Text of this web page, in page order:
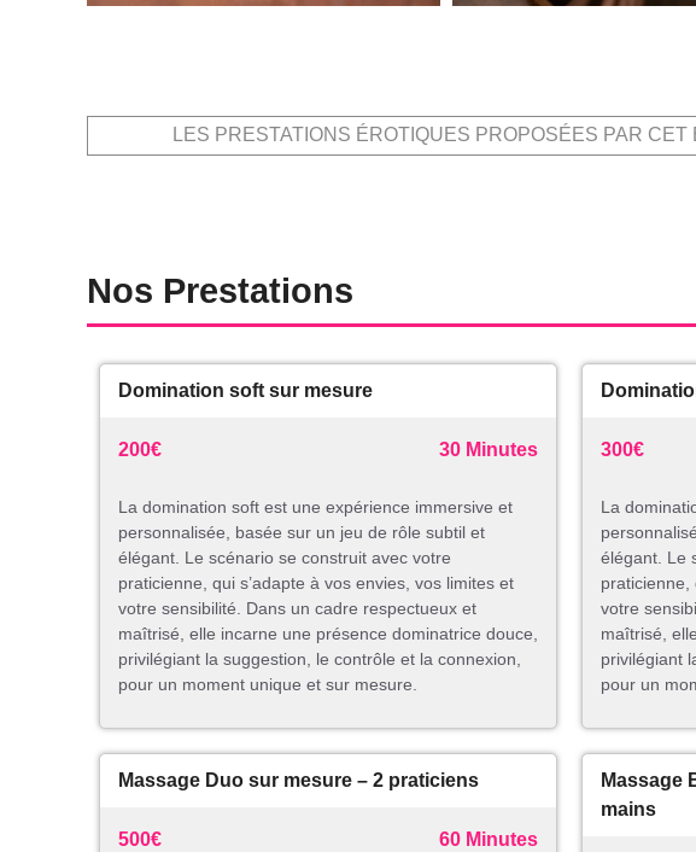
LES PRESTATIONS ÉROTIQUES PROPOSÉES PAR
Nos Prestations
Domination soft sur mesure
200€ 30 Minutes
La domination soft est une expérience immersive et
personnalisée, basée sur un jeu de rôle subtil et
élégant. Le scénario se construit avec votre
praticienne, qui s’adapte à vos envies, vos limites et
votre sensibilité. Dans un cadre respectueux et
maîtrisé, elle incarne une présence dominatrice douce,
privilégiant la suggestion, le contrôle et la connexion,
pour un moment unique et sur mesure.
300€
La
élégant. Le
praticienne,
votre
maîtrisé,
privilégiant
pour un
Massage Duo sur mesure – 2 praticiens
500€ 60 Minutes
Massage
mains